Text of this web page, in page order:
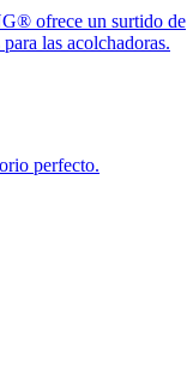
ofrece un surtido de
las acolchadoras.
perfecto.